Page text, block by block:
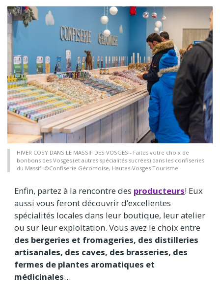
HIVER COSY DANS LE MASSIF DES VOSGES - Faites votre choix de
bonbons des Vosges (et autres spécialités sucrées) dans les confiseries
du Massif. ©Confiserie Géromoise, Hautes-Vosges Tourisme
Enfin, partez à la rencontre des producteurs! Eux
aussi vous feront découvrir d’excellentes
spécialités locales dans leur boutique, leur atelier
ou sur leur exploitation. Vous avez le choix entre
des bergeries et fromageries, des distilleries
artisanales, des caves, des brasseries, des
fermes de plantes aromatiques et
médicinales…